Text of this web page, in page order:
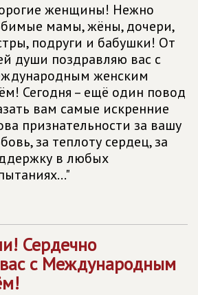
женщины! Нежно
мамы, жёны, дочери,
подруги и бабушки! От
души поздравляю вас с
женским
Сегодня – ещё один повод
вам самые искренние
признательности за вашу
за теплоту сердец, за
в любых
Сердечно
с Международным